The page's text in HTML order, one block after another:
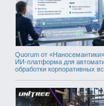
Quorum от
ИИ-платформа для
обработки корпоративных